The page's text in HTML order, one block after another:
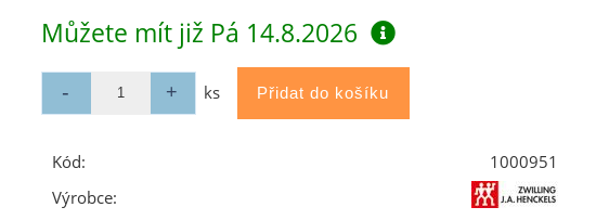
Můžete mít již Pá 14.8.2026
ks
Kód:
1000951
Výrobce: